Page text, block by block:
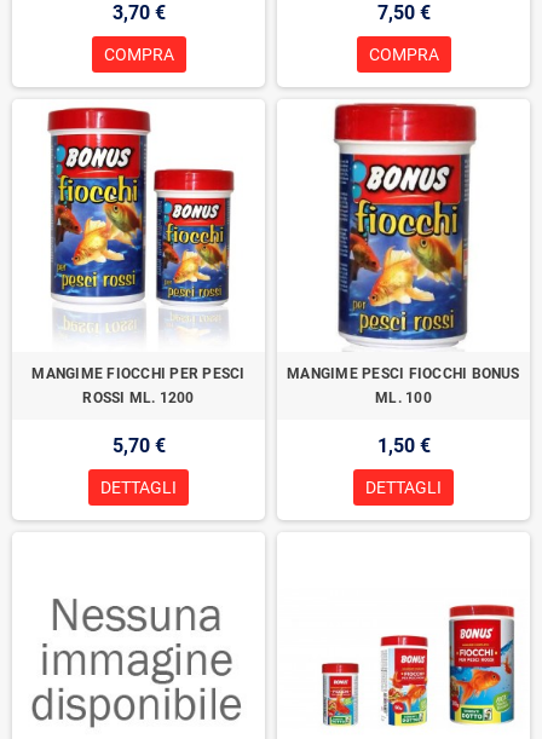
3,70 €
COMPRA
7,50 €
COMPRA
MANGIME FIOCCHI PER PESCI
ROSSI ML. 1200
5,70 €
DETTAGLI
MANGIME PESCI FIOCCHI BONUS
ML. 100
1,50 €
DETTAGLI